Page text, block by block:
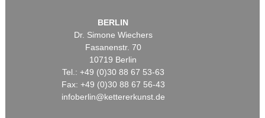
BERLIN
Dr. Simone Wiechers
Fasanenstr. 70
10719 Berlin
Tel.: +49 (0)30 88 67 53-63
Fax: +49 (0)30 88 67 56-43
infoberlin@kettererkunst.de